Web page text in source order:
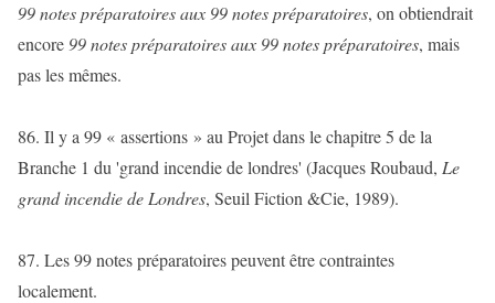
99 notes préparatoires aux 99 notes préparatoires, on obtiendrait
encore 99 notes préparatoires aux 99 notes préparatoires, mais
pas les mêmes.
86. Il y a 99 « assertions » au Projet dans le chapitre 5 de la
Branche 1 du 'grand incendie de londres' (Jacques Roubaud, Le
grand incendie de Londres, Seuil Fiction &Cie, 1989).
87. Les 99 notes préparatoires peuvent être contraintes
localement.